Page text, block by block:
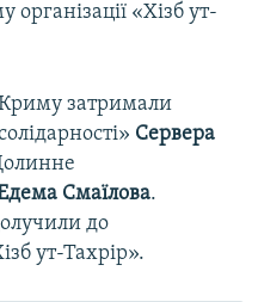
«Хізб ут-
Криму затримали
Сервера
Смаїлова.
до
ут-Тахрір».